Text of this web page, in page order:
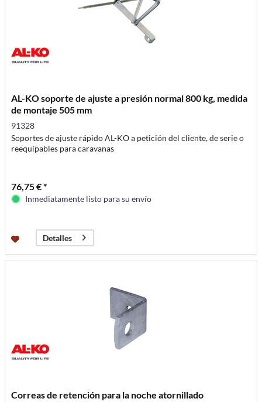
AL-KO soporte de ajuste a presión normal 800 kg, medida
de montaje 505 mm
91328
Soportes de ajuste rápido AL-KO a petición del cliente, de serie o
reequipables para caravanas
76,75 € *
Inmediatamente listo para su envío
Detalles
Correas de retención para la noche atornillado